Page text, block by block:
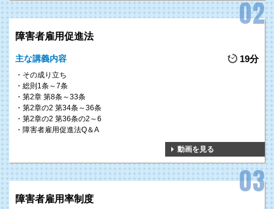
障害者雇用促進法
主な講義内容 19分
その成り立ち
総則1条～7条
第2章 第8条～33条
第2章の2 第34条～36条
第2章の2 第36条の2～6
障害者雇用促進法Q＆A
動画を見る
障害者雇用率制度